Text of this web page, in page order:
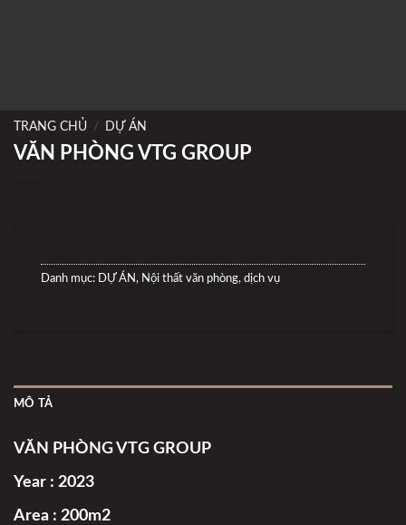
TRANG CHỦ / DỰ ÁN
VĂN PHÒNG VTG GROUP
Danh mục: DỰ ÁN, Nội thất văn phòng, dịch vụ
MÔ TẢ
VĂN PHÒNG VTG GROUP
Year : 2023
Area : 200m2